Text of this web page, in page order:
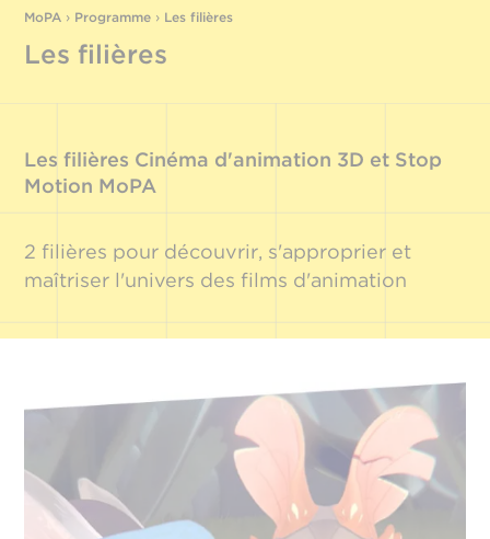
MoPA › Programme › Les filières
Les filières
Les filières Cinéma d'animation 3D et Stop
Motion MoPA
2 filières pour découvrir, s'approprier et
maîtriser l'univers des films d'animation